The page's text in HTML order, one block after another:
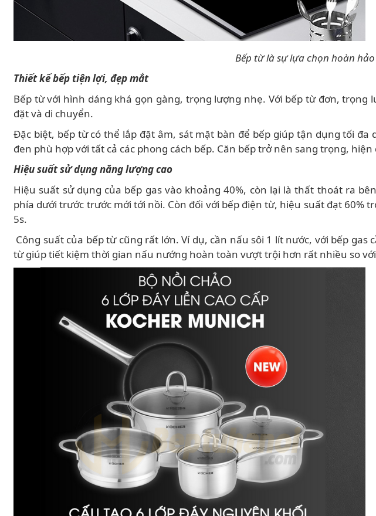
Bếp từ là sự lựa chọn hoàn
Thiết kế bếp tiện lợi, đẹp mắt
Bếp từ với hình dáng khá gọn gàng, trọng lượng nhẹ. Với bếp từ đơn,
đặt và di chuyển.
Đặc biệt, bếp từ có thể lắp đặt âm, sát mặt bàn để bếp giúp tận dụng tối
đen phù hợp với tất cả các phong cách bếp. Căn bếp trở nên sang trọng,
Hiệu suất sử dụng năng lượng cao
Hiệu suất sử dụng của bếp gas vào khoảng 40%, còn lại là thất thoát ra
phía dưới trước trước mới tới nồi. Còn đối với bếp điện từ, hiệu suất đạt 60%
5s.
Công suất của bếp từ cũng rất lớn. Ví dụ, cần nấu sôi 1 lít nước, với bếp
từ giúp tiết kiệm thời gian nấu nướng hoàn toàn vượt trội hơn rất nhiều so